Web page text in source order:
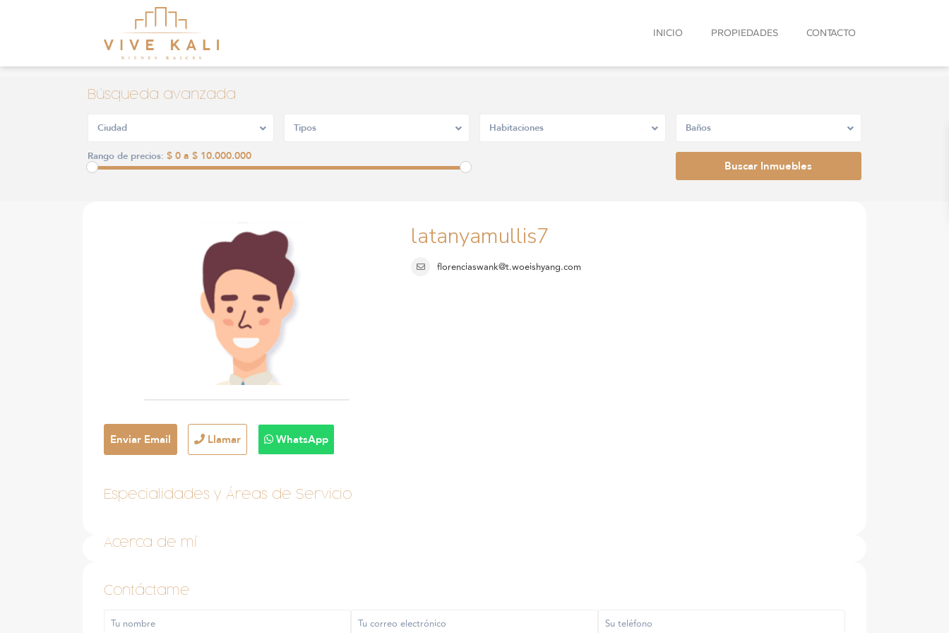
INICIO PROPIEDADES CONTACTO
Búsqueda avanzada
Ciudad Tipos Habitaciones Baños
Rango de precios: $ 0 a $ 10.000.000
latanyamullis7
florenciaswank@t.woeishyang.com
Enviar Email Llamar WhatsApp
Especialidades y Áreas de Servicio
Acerca de mí
Contáctame